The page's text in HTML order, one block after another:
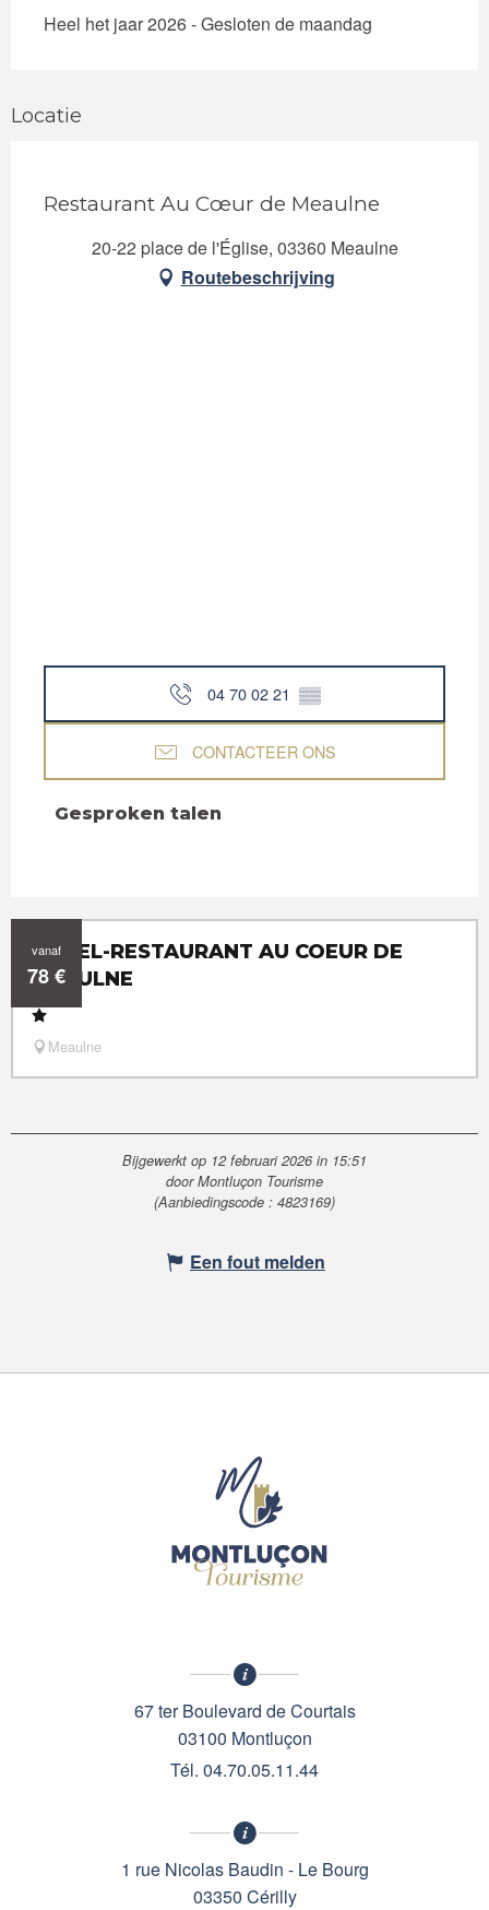
Heel het jaar 2026 - Gesloten de maandag
Locatie
Restaurant Au Cœur de Meaulne
20-22 place de l'Église, 03360 Meaulne
Routebeschrijving
04 70 02 21 ▒▒
CONTACTEER ONS
Gesproken talen
Gesproken talen
vanaf
78€
HÔTEL-RESTAURANT AU COEUR DE
MEAULNE
Meaulne
Bijgewerkt op 12 februari 2026 in 15:51
door Montluçon Tourisme
(Aanbiedingscode : 4823169)
Een fout melden
67 ter Boulevard de Courtais
03100 Montluçon
Tél. 04.70.05.11.44
1 rue Nicolas Baudin - Le Bourg
03350 Cérilly